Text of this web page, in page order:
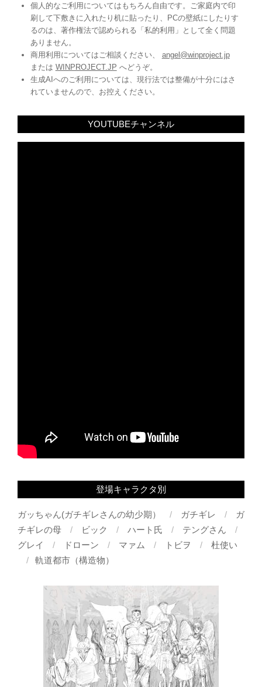
個人的なご利用についてはもちろん自由です。ご家庭内で印
刷して下敷きに入れたり机に貼ったり、PCの壁紙にしたりす
るのは、著作権法で認められる「私的利用」として全く問題
ありません。
商用利用についてはご相談ください、 angel@winproject.jp
または WINPROJECT.JP へどうぞ。
生成AIへのご利用については、現行法では整備が十分にはさ
れていませんので、お控えください。
YOUTUBEチャンネル
登場キャラクタ別
ガッちゃん(ガチギレさんの幼少期） ガチギレ
ガ
チギレの母
ビック ハート氏
テングさん
グレイ
ドローン マァム トビヲ
杜使い
軌道都市（構造物）